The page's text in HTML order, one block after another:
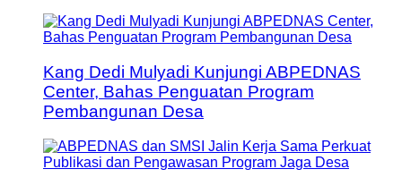
Kang Dedi Mulyadi Kunjungi ABPEDNAS
Center, Bahas Penguatan Program
Pembangunan Desa